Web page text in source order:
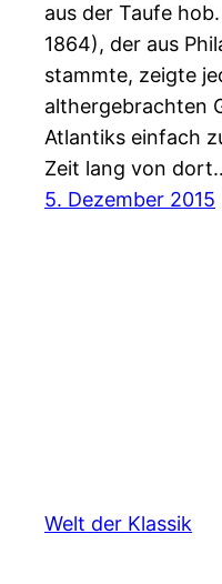
aus der Taufe
1864), der aus
stammte, zeigte
althergebrachten
Atlantiks einfach
Zeit lang von
5. Dezember 2015
Welt der Klassik